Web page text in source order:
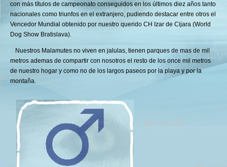
con más títulos de campeonato conseguidos en los últimos diez años tanto
nacionales como triunfos en el extranjero, pudiendo destacar entre otros el
Vencedor Mundial obtenido por nuestro querido CH Izar de Cijara (World
Dog Show Bratislava).
Nuestros Malamutes no viven en jalulas, tienen parques de mas de mil
metros ademas de compartir con nosotros el resto de los once mil metros
de nuestro hogar y como no de los largos paseos por la playa y por la
montaña.